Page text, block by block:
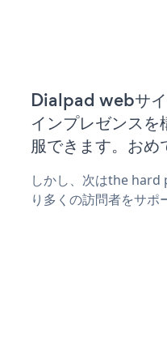
Dialpad webサイ
インプレゼンス
服できます。おめ
しかし、次はthe
り多くの訪問者をサポ